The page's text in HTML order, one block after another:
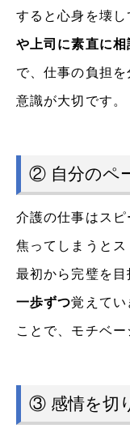
すると心身を壊
や上司に素直に相
で、仕事の負担
意識が大切です。
② 自分のペ
介護の仕事はスピ
焦ってしまうとス
最初から完璧を目
一歩ずつ覚えてい
ことで、モチベー
③ 感情を切